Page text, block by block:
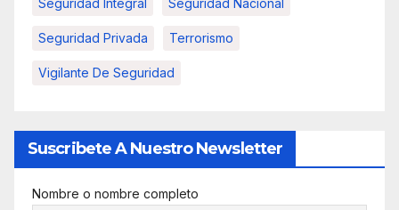
Seguridad Integral Seguridad Nacional
Seguridad Privada Terrorismo
Vigilante De Seguridad
Suscribete A Nuestro Newsletter
Nombre o nombre completo